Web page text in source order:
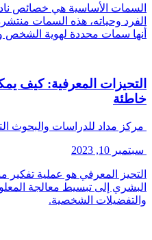
السمات الأساسية هي خصائص
الفرد وحياته، هذه السمات
أنها سمات محددة لهوية الشخص
التحيزات المعرفية: كيف
خاطئة
مركز مداد للدراسات والبحوث
سبتمبر 10, 2023
التحيز المعرفي هو عملية تفكير
البشري إلى تبسيط معالجة
والتفضيلات الشخصية.